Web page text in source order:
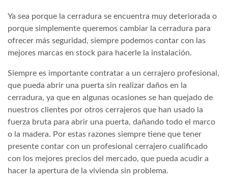
Ya sea porque la cerradura se encuentra muy deteriorada o
porque simplemente queremos cambiar la cerradura para
ofrecer más seguridad, siempre podemos contar con las
mejores marcas en stock para hacerle la instalación.
Siempre es importante contratar a un cerrajero profesional,
que pueda abrir una puerta sin realizar daños en la
cerradura, ya que en algunas ocasiones se han quejado de
nuestros clientes por otros cerrajeros que han usado la
fuerza bruta para abrir una puerta, dañando todo el marco
o la madera. Por estas razones siempre tiene que tener
presente contar con un profesional cerrajero cualificado
con los mejores precios del mercado, que pueda acudir a
hacer la apertura de la vivienda sin problema.